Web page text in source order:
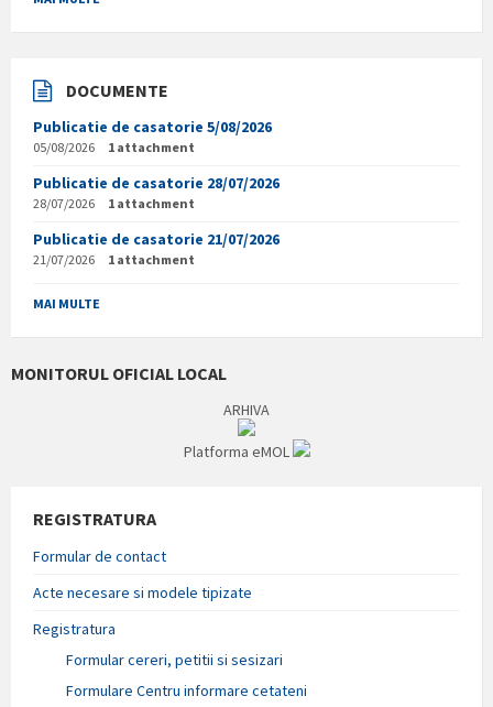
DOCUMENTE
Publicatie de casatorie 5/08/2026
05/08/2026 1 attachment
Publicatie de casatorie 28/07/2026
28/07/2026 1 attachment
Publicatie de casatorie 21/07/2026
21/07/2026 1 attachment
MAI MULTE
MONITORUL OFICIAL LOCAL
ARHIVA
Platforma eMOL
REGISTRATURA
Formular de contact
Acte necesare si modele tipizate
Registratura
Formular cereri, petitii si sesizari
Formulare Centru informare cetateni